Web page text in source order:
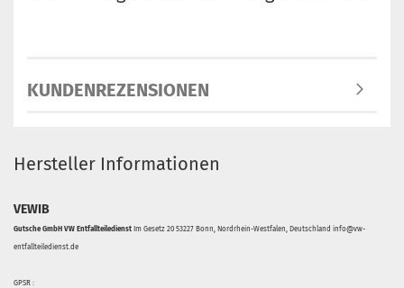
KUNDENREZENSIONEN
Hersteller Informationen
VEWIB
Gutsche GmbH VW Entfallteiledienst Im Gesetz 20 53227 Bonn, Nordrhein-Westfalen, Deutschland info@vw-
entfallteiledienst.de
GPSR :